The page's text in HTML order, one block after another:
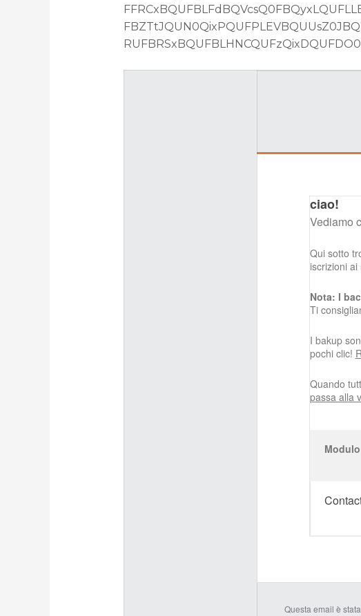
ciao!
Vediamo
Qui sotto
iscrizioni
Nota: I
Ti
I bakup
pochi clic!
Quando
passa alla
Modulo
Questa email è